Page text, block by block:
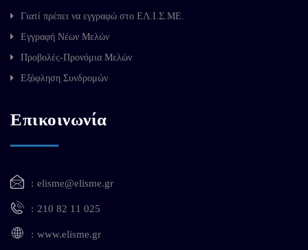
Γιατί πρέπει να εγγραφώ στο ΕΛ.Ι.Σ.ΜΕ.
Εγγραφή Νέων Μελών
Προβολές-Προνόμια Μελών
Εξόφληση Συνδρομών
Επικοινωνία
elisme@elisme.gr
210 82 11 025
www.elisme.gr